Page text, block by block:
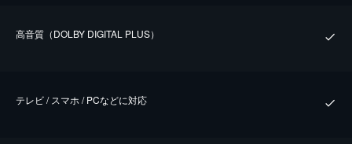
⾼⾳質（DOLBY DIGITAL PLUS）
テレビ / スマホ / PCなどに対応